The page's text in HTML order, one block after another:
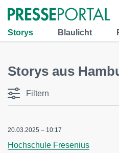
Storys Blaulicht
Storys aus
Filtern
20.03.2025 – 10:17
Hochschule Fresenius